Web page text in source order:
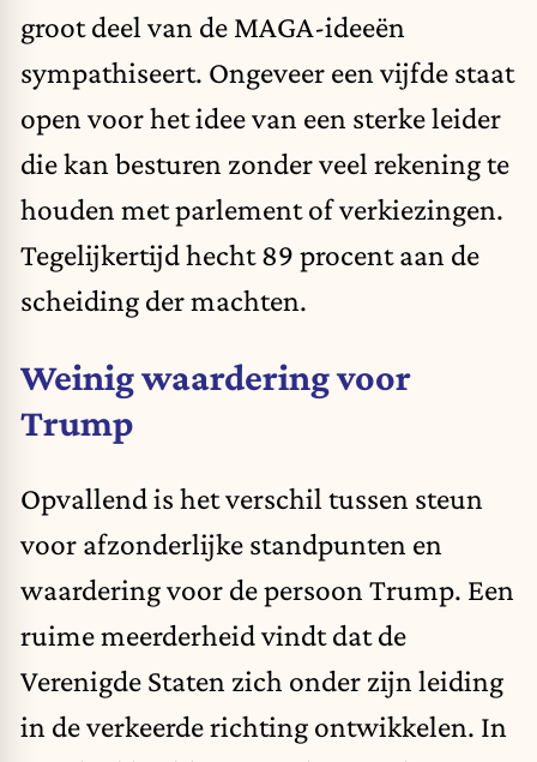
groot deel van de MAGA-ideeën
sympathiseert. Ongeveer een vijfde staat
open voor het idee van een sterke leider
die kan besturen zonder veel rekening te
houden met parlement of verkiezingen.
Tegelijkertijd hecht 89 procent aan de
scheiding der machten.
Weinig waardering voor
Trump
Opvallend is het verschil tussen steun
voor afzonderlijke standpunten en
waardering voor de persoon Trump. Een
ruime meerderheid vindt dat de
Verenigde Staten zich onder zijn leiding
in de verkeerde richting ontwikkelen. In